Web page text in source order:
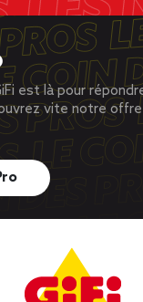
est là pour
vite notre offre